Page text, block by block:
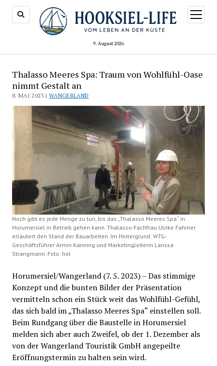
9. August 2026
Menü
öffnen
Thalasso Meeres Spa: Traum von Wohlfühl-Oase
nimmt Gestalt an
8. MAI 2023 | WANGERLAND
Noch gibt es jede Menge zu tun, bis das „Thalasso Meeres Spa“ in
Horumersiel in Betrieb gehen kann. Thalasso-Fachfrau Ulrike Fahrner
erläutert den Stand der Bauarbeiten. Im Hintergrund: WTG-
Geschäftsführer Armin Kanning und Marketingleiterin Larissa
Strangmann. Foto: hol
Horumersiel/Wangerland (7. 5. 2023) – Das stimmige
Konzept und die bunten Bilder der Präsentation
vermitteln schon ein Stück weit das Wohlfühl-Gefühl,
das sich bald im „Thalasso Meeres Spa“ einstellen soll.
Beim Rundgang über die Baustelle in Horumersiel
melden sich aber auch Zweifel, ob der 1. Dezember als
von der Wangerland Touristik GmbH angepeilte
Eröffnungstermin zu halten sein wird.